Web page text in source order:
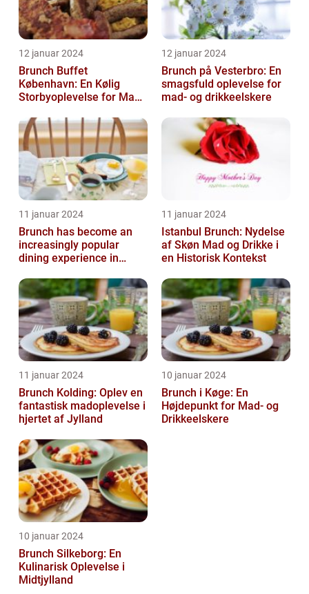
12 januar 2024
Brunch Buffet
København: En Kølig
Storbyoplevelse for Mad-
12 januar 2024
Brunch på Vesterbro: En
smagsfuld oplevelse for
mad- og drikkeelskere
11 januar 2024
Brunch has become an
increasingly popular
dining experience in
locals and tou...
11 januar 2024
Istanbul Brunch: Nydelse
af Skøn Mad og Drikke i
en Historisk Kontekst
11 januar 2024
Brunch Kolding: Oplev en
fantastisk madoplevelse i
hjertet af Jylland
10 januar 2024
Brunch i Køge: En
Højdepunkt for Mad- og
Drikkeelskere
10 januar 2024
Brunch Silkeborg: En
Kulinarisk Oplevelse i
Midtjylland